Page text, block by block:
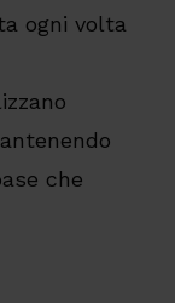
ogni volta
che